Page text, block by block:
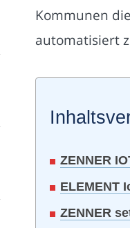
Kommunen
automatisiert
ZENNER
ELEMENT
ZENNER